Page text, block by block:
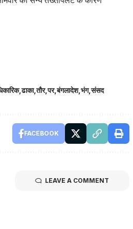
ढाका तौर पर बंगलादेश भंग संसद
FACEBOOK
LEAVE A COMMENT